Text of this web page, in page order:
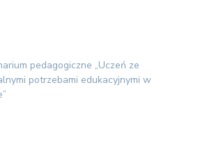
pedagogiczne „Uczeń ze
potrzebami edukacyjnymi w